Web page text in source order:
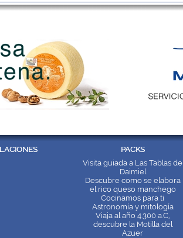
PACKS
Visita guiada a Las Tablas de
Daimiel
Descubre como se elabora
el rico queso manchego
Cocinamos para ti
Astronomía y mitología
Viaja al año 4.300 a.C,
descubre la Motilla del
Azuer